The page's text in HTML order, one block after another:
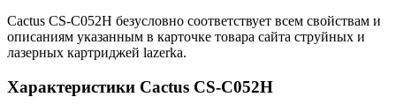
Cactus CS-C052H безусловно соответствует всем свойствам и
описаниям указанным в карточке товара сайта струйных и
лазерных картриджей lazerka.
Характеристики Cactus CS-C052H